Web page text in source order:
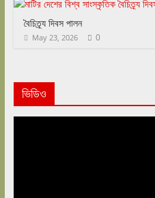
বৈচিত্র্য দিবস পালন
May 23, 2026 0
ভিডিও